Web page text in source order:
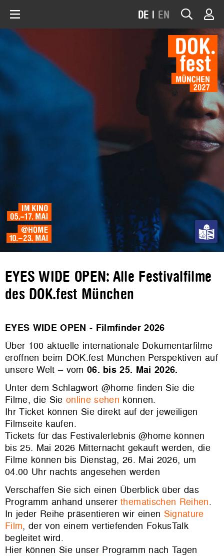
DE | EN
EYES WIDE OPEN: Alle Festivalfilme
des DOK.fest München
EYES WIDE OPEN - Filmfinder 2026
Über 100 aktuelle internationale Dokumentarfilme
eröffnen beim DOK.fest München Perspektiven auf
unsere Welt – vom 06. bis 25. Mai 2026.
Unter dem Schlagwort @home finden Sie die
Filme, die Sie online sehen können.
Ihr Ticket können Sie direkt auf der jeweiligen
Filmseite kaufen.
Tickets für das Festivalerlebnis @home können
bis 25. Mai 2026 Mitternacht gekauft werden, die
Filme können bis Dienstag, 26. Mai 2026, um
04.00 Uhr nachts angesehen werden
Verschaffen Sie sich einen Überblick über das
Programm anhand unsererthematischen Reihen.
In jeder Reihe präsentieren wir einen Signature
Film, der von einem vertiefenden FokusTalk
begleitet wird.
Hier können Sie unser Programm nach Tagen